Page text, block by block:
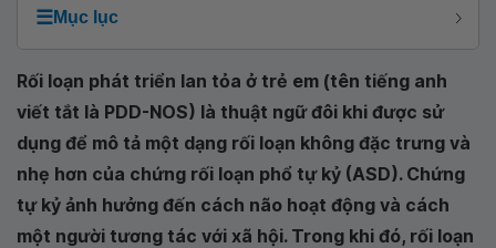
☰Mục lục
Rối loạn phát triển lan tỏa ở trẻ em (tên tiếng anh
viết tắt là PDD-NOS) là thuật ngữ đôi khi được sử
dụng để mô tả một dạng rối loạn không đặc trưng và
nhẹ hơn của chứng rối loạn phổ tự kỷ (ASD). Chứng
tự kỷ ảnh hưởng đến cách não hoạt động và cách
một người tương tác với xã hội. Trong khi đó, rối loạn